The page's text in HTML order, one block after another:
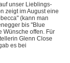
unser Lieblings-
zeigt im August eine
(kann man
bis "Blue
Wünsche offen. Für
Glenn Close
es bei